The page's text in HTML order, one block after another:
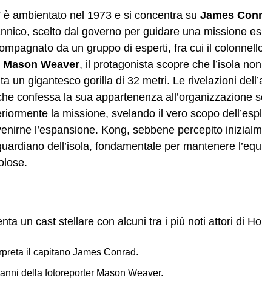
è ambientato nel 1973 e si concentra su James
scelto dal governo per guidare una missione
da un gruppo di esperti, fra cui il
Mason Weaver, il protagonista scopre che l’isola
un gigantesco gorilla di 32 metri. Le rivelazioni
confessa la sua appartenenza all’organizzazione
la missione, svelando il vero scopo
l’espansione. Kong, sebbene percepito
dell’isola, fondamentale per mantenere
un cast stellare con alcuni tra i più noti attori di
il capitano James Conrad.
della fotoreporter Mason Weaver.